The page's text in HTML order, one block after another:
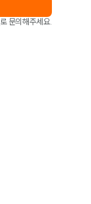
로 문의해주세요.